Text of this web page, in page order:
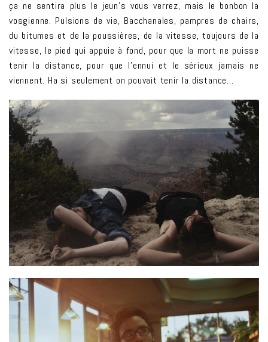
ça ne sentira plus le jeun’s vous verrez, mais le bonbon la
vosgienne. Pulsions de vie, Bacchanales, pampres de chairs,
du bitumes et de la poussières, de la vitesse, toujours de la
vitesse, le pied qui appuie à fond, pour que la mort ne puisse
tenir la distance, pour que l’ennui et le sérieux jamais ne
viennent. Ha si seulement on pouvait tenir la distance…